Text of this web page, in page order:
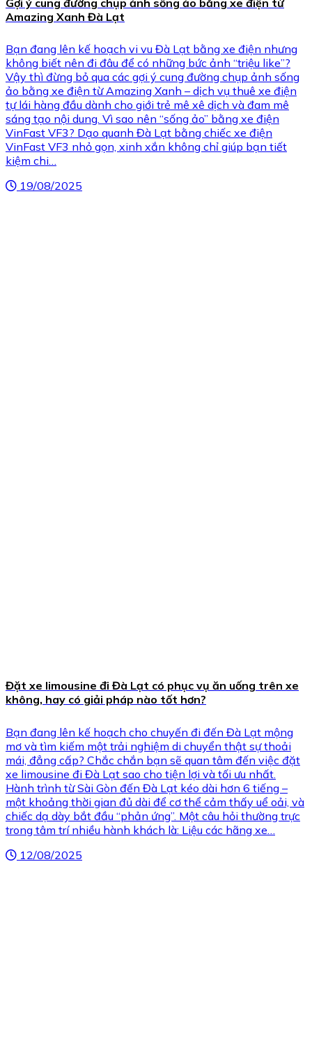
Amazing Xanh Đà Lạt
Bạn đang lên kế hoạch vi vu Đà Lạt bằng xe điện nhưng
không biết nên đi đâu để có những bức ảnh “triệu like”?
Vậy thì đừng bỏ qua các gợi ý cung đường chụp ảnh sống
ảo bằng xe điện từ Amazing Xanh – dịch vụ thuê xe điện
tự lái hàng đầu dành cho giới trẻ mê xê dịch và đam mê
sáng tạo nội dung. Vì sao nên “sống ảo” bằng xe điện
VinFast VF3? Dạo quanh Đà Lạt bằng chiếc xe điện
VinFast VF3 nhỏ gọn, xinh xắn không chỉ giúp bạn tiết
kiệm chi…
19/08/2025
Đặt xe limousine đi Đà Lạt có phục vụ ăn uống trên xe
không, hay có giải pháp nào tốt hơn?
Bạn đang lên kế hoạch cho chuyến đi đến Đà Lạt mộng
mơ và tìm kiếm một trải nghiệm di chuyển thật sự thoải
mái, đẳng cấp? Chắc chắn bạn sẽ quan tâm đến việc đặt
xe limousine đi Đà Lạt sao cho tiện lợi và tối ưu nhất.
Hành trình từ Sài Gòn đến Đà Lạt kéo dài hơn 6 tiếng –
một khoảng thời gian đủ dài để cơ thể cảm thấy uể oải, và
chiếc dạ dày bắt đầu “phản ứng”. Một câu hỏi thường trực
trong tâm trí nhiều hành khách là: Liệu các hãng xe…
12/08/2025